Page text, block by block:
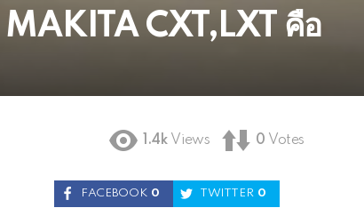
MAKITA CXT,LXT คือ
1.4k Views 0 Votes
FACEBOOK 0 TWITTER 0